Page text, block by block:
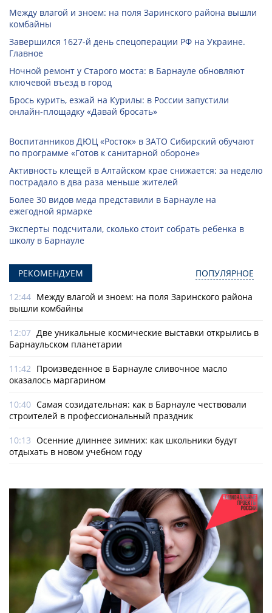
Между влагой и зноем: на поля Заринского района вышли
комбайны
Завершился 1627-й день спецоперации РФ на Украине.
Главное
Ночной ремонт у Старого моста: в Барнауле обновляют
ключевой въезд в город
Брось курить, езжай на Курилы: в России запустили
онлайн-­площадку «Давай бросать»
Воспитанников ДЮЦ «Росток» в ЗАТО Сибирский обучают
по программе «Готов к санитарной обороне»
Активность клещей в Алтайском крае снижается: за неделю
пострадало в два раза меньше жителей
Более 30 видов меда представили в Барнауле на
ежегодной ярмарке
Эксперты подсчитали, сколько стоит собрать ребенка в
школу в Барнауле
РЕКОМЕНДУЕМ ПОПУЛЯРНОЕ
12:44 Между влагой и зноем: на поля Заринского района
вышли комбайны
12:07 Две уникальные космические выставки открылись в
Барнаульском планетарии
11:42 Произведенное в Барнауле сливочное масло
оказалось маргарином
10:40 Самая созидательная: как в Барнауле чествовали
строителей в профессиональный праздник
10:13 Осенние длиннее зимних: как школьники будут
отдыхать в новом учебном году